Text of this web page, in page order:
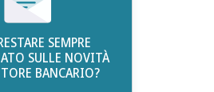
SEMPRE
SULLE NOVITÀ
BANCARIO?